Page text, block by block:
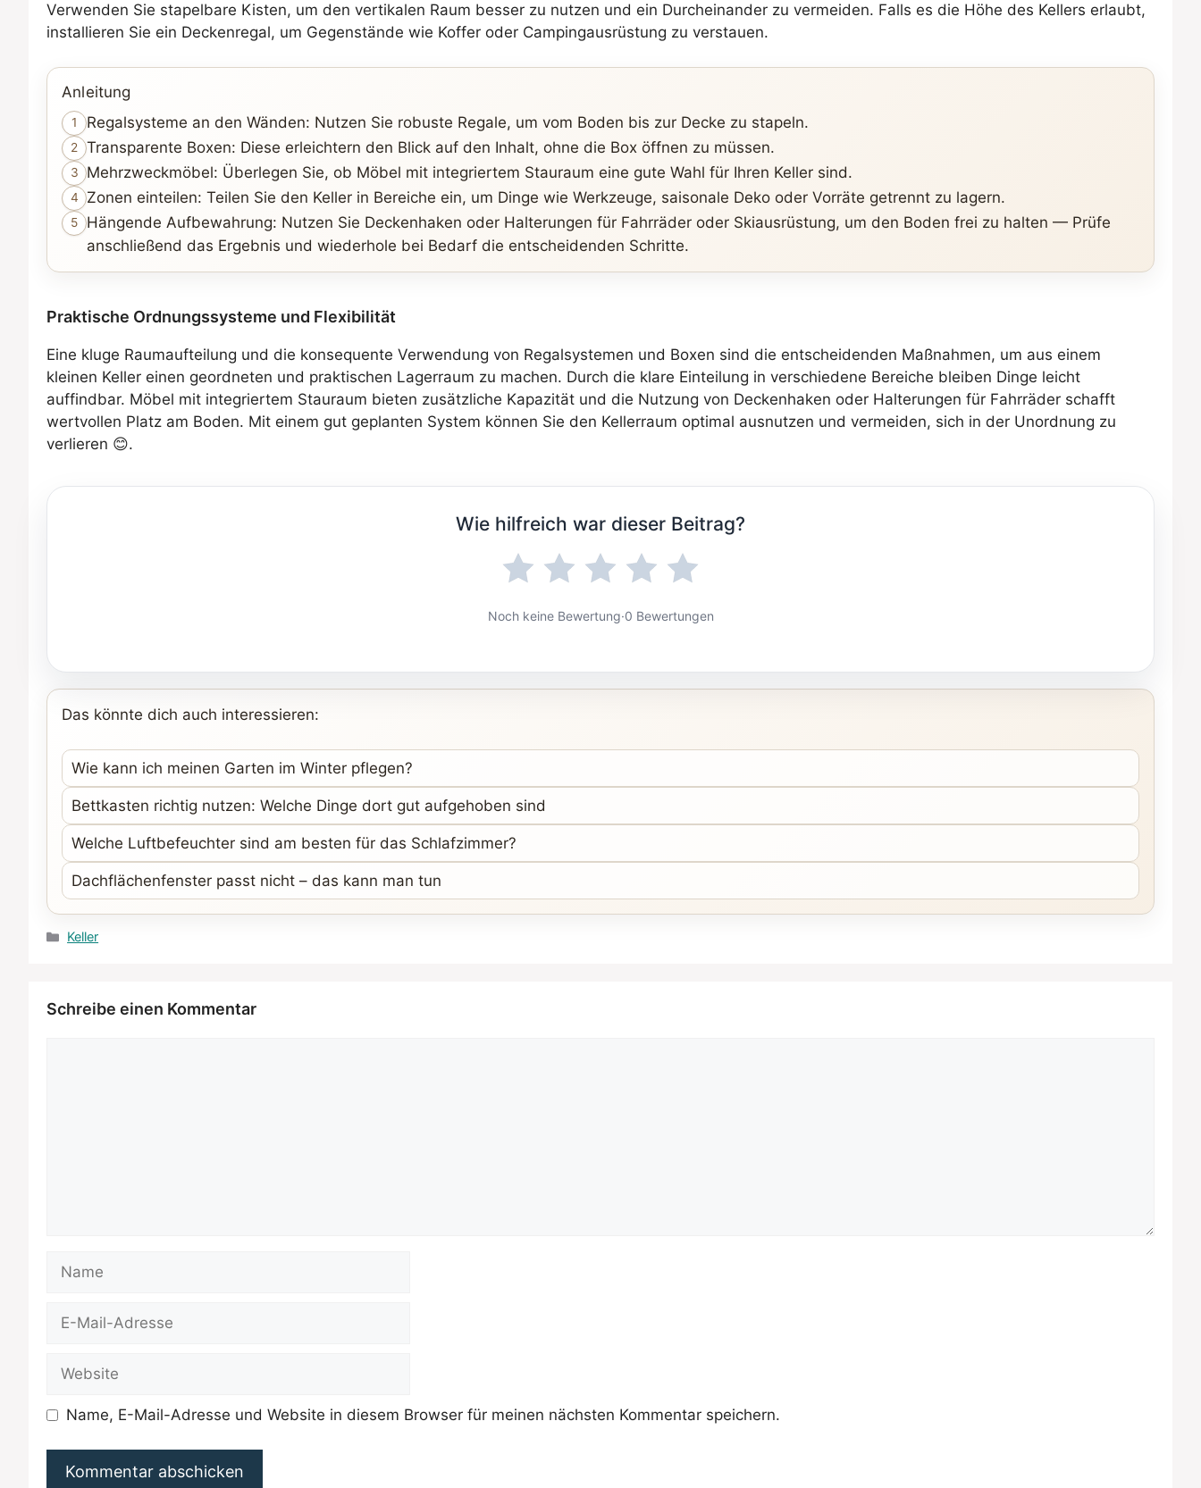
Verwenden Sie stapelbare Kisten, um den vertikalen Raum besser zu nutzen und ein Durcheinander zu vermeiden. Falls es die Höhe des Kellers erlaubt,
installieren Sie ein Deckenregal, um Gegenstände wie Koffer oder Campingausrüstung zu verstauen.
Anleitung
1 Regalsysteme an den Wänden: Nutzen Sie robuste Regale, um vom Boden bis zur Decke zu stapeln.
2 Transparente Boxen: Diese erleichtern den Blick auf den Inhalt, ohne die Box öffnen zu müssen.
3 Mehrzweckmöbel: Überlegen Sie, ob Möbel mit integriertem Stauraum eine gute Wahl für Ihren Keller sind.
4 Zonen einteilen: Teilen Sie den Keller in Bereiche ein, um Dinge wie Werkzeuge, saisonale Deko oder Vorräte getrennt zu lagern.
5
Hängende Aufbewahrung: Nutzen Sie Deckenhaken oder Halterungen für Fahrräder oder Skiausrüstung, um den Boden frei zu halten — Prüfe
anschließend das Ergebnis und wiederhole bei Bedarf die entscheidenden Schritte.
Praktische Ordnungssysteme und Flexibilität
Eine kluge Raumaufteilung und die konsequente Verwendung von Regalsystemen und Boxen sind die entscheidenden Maßnahmen, um aus einem
kleinen Keller einen geordneten und praktischen Lagerraum zu machen. Durch die klare Einteilung in verschiedene Bereiche bleiben Dinge leicht
auffindbar. Möbel mit integriertem Stauraum bieten zusätzliche Kapazität und die Nutzung von Deckenhaken oder Halterungen für Fahrräder schafft
wertvollen Platz am Boden. Mit einem gut geplanten System können Sie den Kellerraum optimal ausnutzen und vermeiden, sich in der Unordnung zu
verlieren 😊.
Wie hilfreich war dieser Beitrag?
Noch keine Bewertung·0 Bewertungen
Das könnte dich auch interessieren:
Wie kann ich meinen Garten im Winter pflegen?
Bettkasten richtig nutzen: Welche Dinge dort gut aufgehoben sind
Welche Luftbefeuchter sind am besten für das Schlafzimmer?
Dachflächenfenster passt nicht – das kann man tun
Kategorien
Keller
Schreibe einen Kommentar
Name
Website
Name, E-Mail-Adresse und Website in diesem Browser für meinen nächsten Kommentar speichern.